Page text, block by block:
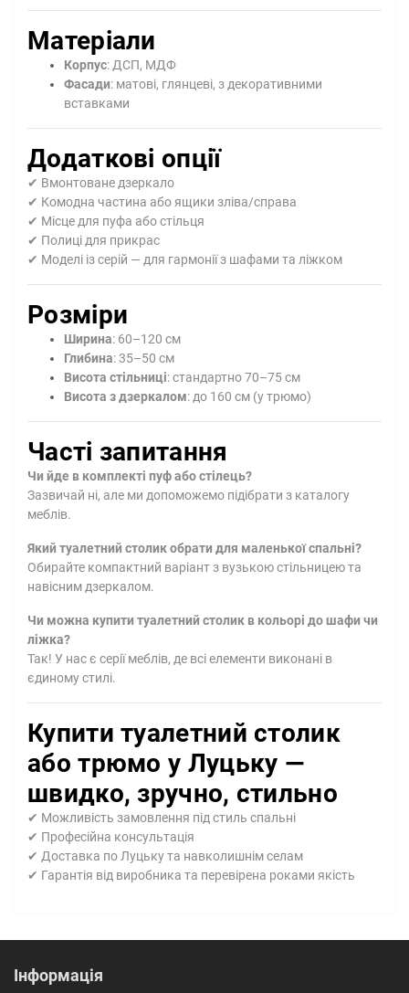
Матеріали
Корпус: ДСП, МДФ
Фасади: матові, глянцеві, з декоративними
вставками
Додаткові опції
✔ Вмонтоване дзеркало
✔ Комодна частина або ящики зліва/справа
✔ Місце для пуфа або стільця
✔ Полиці для прикрас
✔ Моделі із серій — для гармонії з шафами та ліжком
Розміри
Ширина: 60–120 см
Глибина: 35–50 см
Висота стільниці: стандартно 70–75 см
Висота з дзеркалом: до 160 см (у трюмо)
Часті запитання
Чи йде в комплекті пуф або стілець?
Зазвичай ні, але ми допоможемо підібрати з каталогу
меблів.
Який туалетний столик обрати для маленької спальні?
Обирайте компактний варіант з вузькою стільницею та
навісним дзеркалом.
Чи можна купити туалетний столик в кольорі до шафи чи
ліжка?
Так! У нас є серії меблів, де всі елементи виконані в
єдиному стилі.
Купити туалетний столик
або трюмо у Луцьку —
швидко, зручно, стильно
✔ Можливість замовлення під стиль спальні
✔ Професійна консультація
✔ Доставка по Луцьку та навколишнім селам
✔ Гарантія від виробника та перевірена роками якість
Інформація